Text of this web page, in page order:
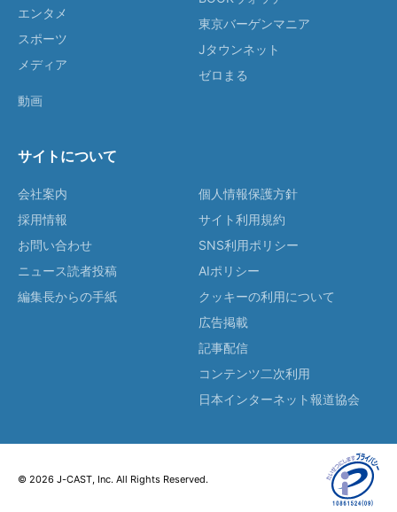
エンタメ
スポーツ
メディア
動画
東京バーゲンマニア
Jタウンネット
ゼロまる
サイトについて
会社案内
採用情報
お問い合わせ
ニュース読者投稿
編集長からの手紙
個人情報保護方針
サイト利用規約
SNS利用ポリシー
AIポリシー
クッキーの利用について
広告掲載
記事配信
コンテンツ二次利用
日本インターネット報道協会
© 2026 J-CAST, Inc. All Rights Reserved.